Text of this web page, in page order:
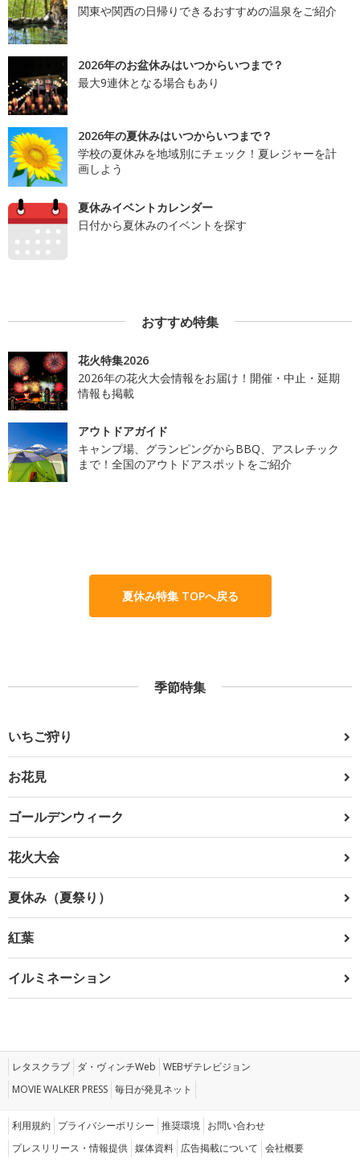
関東や関西の日帰りできるおすすめの温泉をご紹介
2026年のお盆休みはいつからいつまで？
最大9連休となる場合もあり
2026年の夏休みはいつからいつまで？
学校の夏休みを地域別にチェック！夏レジャーを計
画しよう
夏休みイベントカレンダー
日付から夏休みのイベントを探す
おすすめ特集
花火特集2026
2026年の花火大会情報をお届け！開催・中止・延期
情報も掲載
アウトドアガイド
キャンプ場、グランピングからBBQ、アスレチック
まで！全国のアウトドアスポットをご紹介
夏休み特集 TOPへ戻る
季節特集
いちご狩り
お花見
ゴールデンウィーク
花火大会
夏休み（夏祭り）
紅葉
イルミネーション
レタスクラブ ダ・ヴィンチWeb WEBザテレビジョン
MOVIE WALKER PRESS 毎日が発見ネット
利用規約 プライバシーポリシー 推奨環境 お問い合わせ
プレスリリース・情報提供 媒体資料 広告掲載について 会社概要